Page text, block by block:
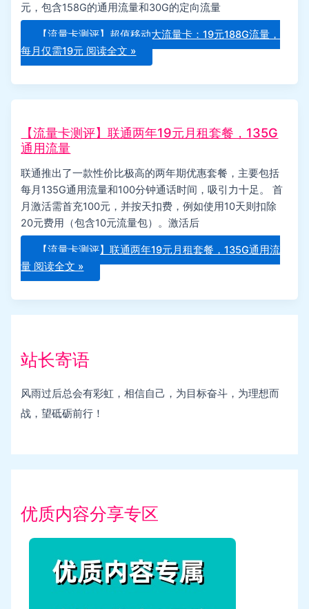
元，包含158G的通用流量和30G的定向流量
【流量卡测评】超值移动大流量卡：19元188G流量，
每月仅需19元 阅读全文 »
【流量卡测评】联通两年19元月租套餐，135G
通用流量
联通推出了一款性价比极高的两年期优惠套餐，主要包括
每月135G通用流量和100分钟通话时间，吸引力十足。 首
月激活需首充100元，并按天扣费，例如使用10天则扣除
20元费用（包含10元流量包）。激活后
【流量卡测评】联通两年19元月租套餐，135G通用流
量 阅读全文 »
站长寄语
风雨过后总会有彩虹，相信自己，为目标奋斗，为理想而
战，望砥砺前行！
优质内容分享专区